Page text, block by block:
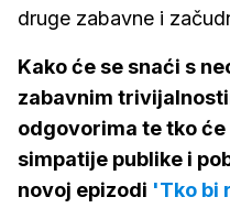
druge zabavne i
Kako će se snaći s
zabavnim
odgovorima te tko
simpatije publike i
novoj epizodi 'Tko bi